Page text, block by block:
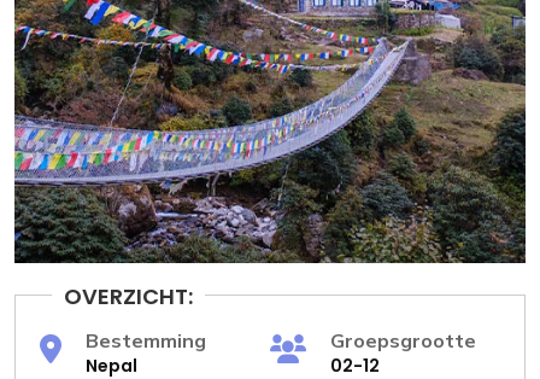
OVERZICHT:
Bestemming
Nepal
Groepsgrootte
02-12